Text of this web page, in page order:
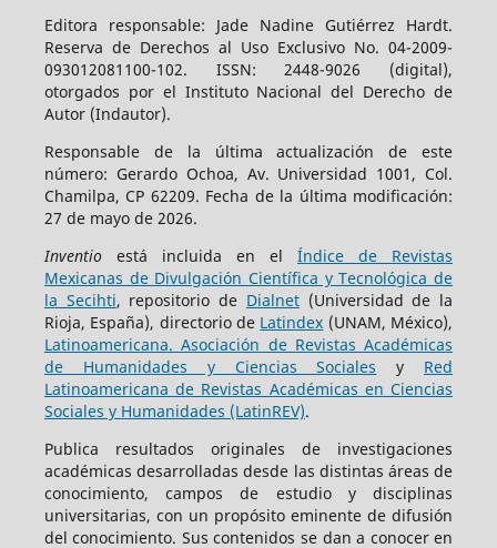
Editora responsable: Jade Nadine Gutiérrez Hardt.
Reserva de Derechos al Uso Exclusivo No. 04-2009-
093012081100-102. ISSN: 2448-9026 (digital),
otorgados por el Instituto Nacional del Derecho de
Autor (Indautor).
Responsable de la última actualización de este
número: Gerardo Ochoa, Av. Universidad 1001, Col.
Chamilpa, CP 62209. Fecha de la última modificación:
27 de mayo de 2026.
Inventioestá incluida en elÍndice de Revistas
Mexicanas de Divulgación Científica y Tecnológica de
la Secihti, repositorio de Dialnet(Universidad de la
Rioja, España), directorio de Latindex (UNAM, México),
Latinoamericana. Asociación de Revistas Académicas
de Humanidades y Ciencias Sociales y Red
Latinoamericana de Revistas Académicas en Ciencias
Sociales y Humanidades (LatinREV).
Publica resultados originales de investigaciones
académicas desarrolladas desde las distintas áreas de
conocimiento, campos de estudio y disciplinas
universitarias, con un propósito eminente de difusión
del conocimiento. Sus contenidos se dan a conocer en